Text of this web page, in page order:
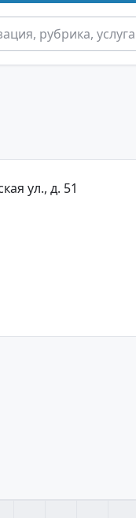
ул., д. 51